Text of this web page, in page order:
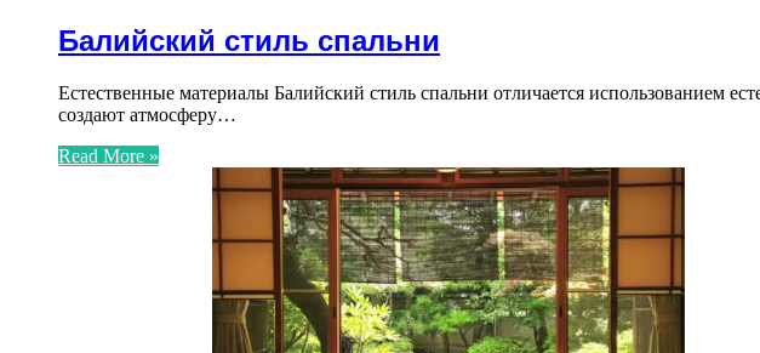
Балийский стиль спальни
Естественные материалы Балийский стиль спальни отличается использованием
создают атмосферу…
Read More »